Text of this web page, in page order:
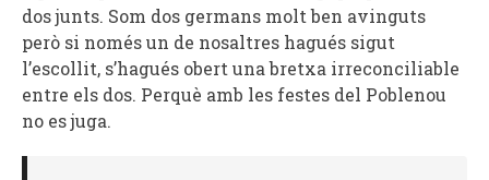
dos junts. Som dos germans molt ben avinguts
però si només un de nosaltres hagués sigut
l’escollit, s’hagués obert una bretxa irreconciliable
entre els dos. Perquè amb les festes del Poblenou
no es juga.